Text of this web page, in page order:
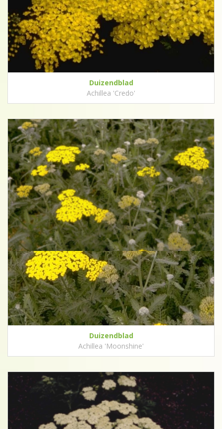
Duizendblad
Achillea 'Credo'
Duizendblad
Achillea 'Moonshine'